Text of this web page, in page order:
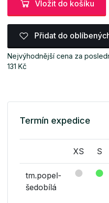
Vložit do košíku
Přidat do
Nejvýhodnější cena za
131 Kč
Termín expedice
XS S
tm.popel-
šedobílá